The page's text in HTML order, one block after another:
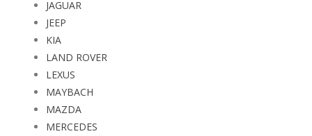
JAGUAR
JEEP
KIA
LAND ROVER
LEXUS
MAYBACH
MAZDA
MERCEDES